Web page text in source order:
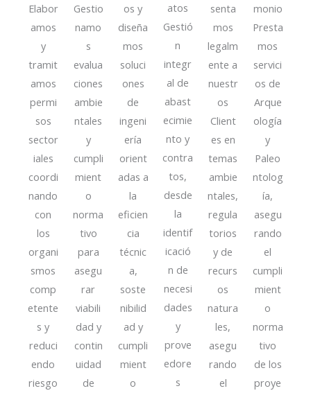
Elabor
amos
y
tramit
amos
permi
sos
sector
iales
coordi
nando
con
los
organi
smos
comp
etente
s y
reduci
endo
riesgo
Gestio
namo
s
evalua
ciones
ambie
ntales
y
cumpli
mient
o
norma
tivo
para
asegu
rar
viabili
dad y
contin
uidad
de
os y
diseña
mos
soluci
ones
de
ingeni
ería
orient
adas a
la
eficien
cia
técnic
a,
soste
nibilid
ad y
cumpli
mient
o
atos
Gestió
n
integr
al de
abast
ecimie
nto y
contra
tos,
desde
la
identif
icació
n de
necesi
dades
y
prove
edore
s
senta
mos
legalm
ente a
nuestr
os
Client
es en
temas
ambie
ntales,
regula
torios
y de
recurs
os
natura
les,
asegu
rando
el
monio
Presta
mos
servici
os de
Arque
ología
y
Paleo
ntolog
ía,
asegu
rando
el
cumpli
mient
o
norma
tivo
de los
proye